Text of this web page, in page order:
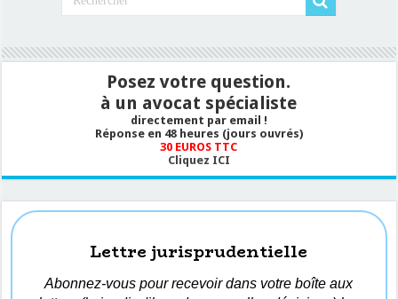
Posez votre question.
à un avocat spécialiste
directement par email !
Réponse en 48 heures (jours ouvrés)
30 EUROS TTC
Cliquez ICI
Lettre jurisprudentielle
Abonnez-vous pour recevoir dans votre boîte aux